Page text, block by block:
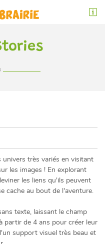

nos propositions commerciales à
vous désinscrire à tout moment en
univers très variés en visitant
les images ! En explorant
les liens qu'ils peuvent
cache au bout de l'aventure.
texte, laissant le champ
partir de 4 ans pour créer leur
support visuel très beau et